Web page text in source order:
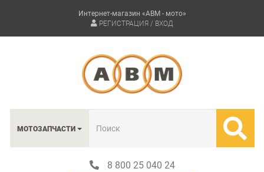
Интернет-магазин «АВМ - мото»
РЕГИСТРАЦИЯ / ВХОД
МОТОЗАПЧАСТИ
8 800 25 040 24